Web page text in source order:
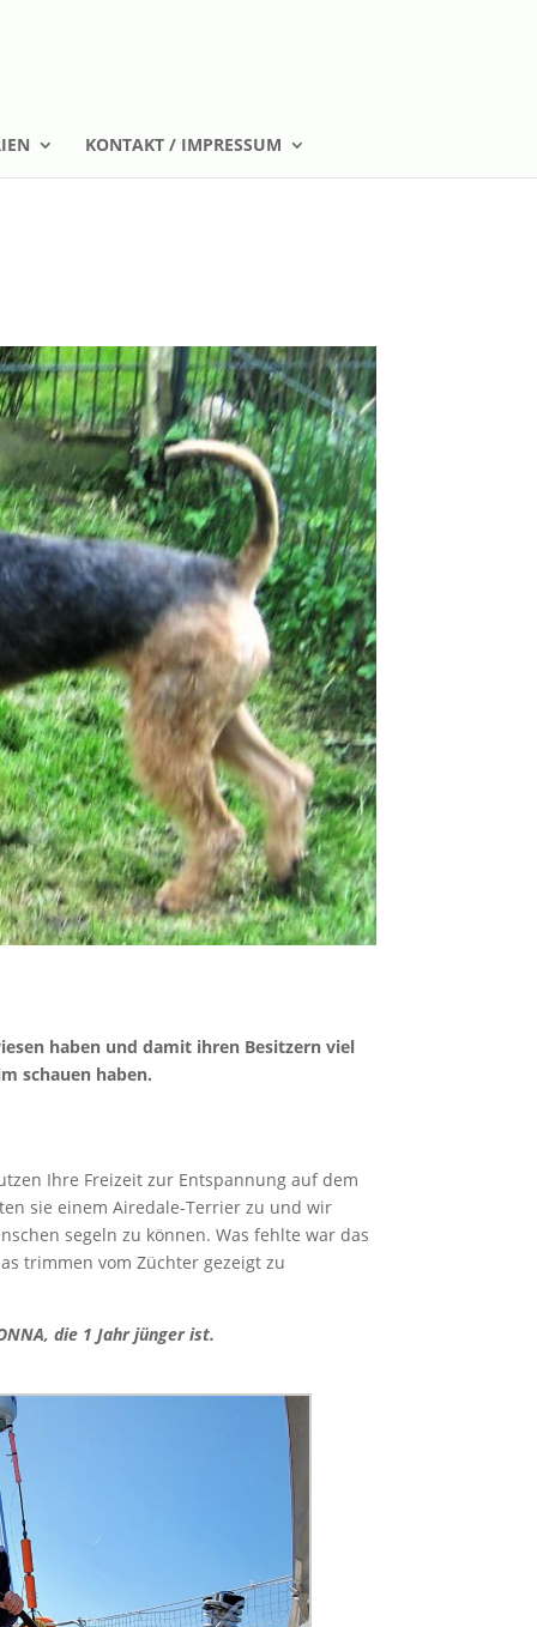
KONTAKT / IMPRESSUM
haben und damit ihren Besitzern viel
schauen haben.
Ihre Freizeit zur Entspannung auf dem
sie einem Airedale-Terrier zu und wir
segeln zu können. Was fehlte war das
trimmen vom Züchter gezeigt zu
die 1 Jahr jünger ist.